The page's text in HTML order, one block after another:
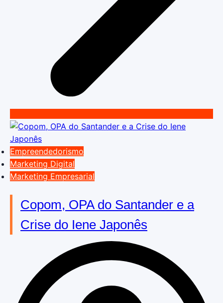
Empreendedorismo
Marketing Digital
Marketing Empresarial
Copom, OPA do Santander e a
Crise do Iene Japonês